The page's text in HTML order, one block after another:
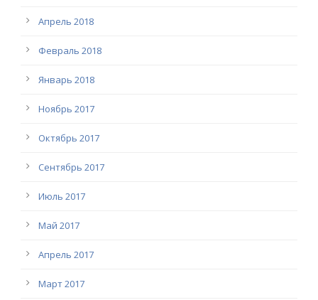
Апрель 2018
Февраль 2018
Январь 2018
Ноябрь 2017
Октябрь 2017
Сентябрь 2017
Июль 2017
Май 2017
Апрель 2017
Март 2017